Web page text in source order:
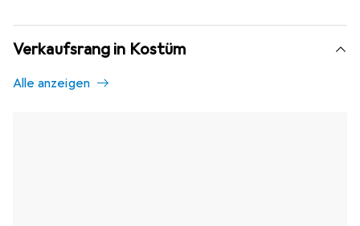
Verkaufsrang in Kostüm
Alle anzeigen